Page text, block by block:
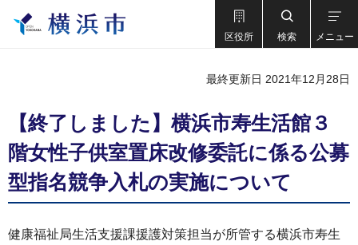
区役所 検索 メニュー
最終更新日 2021年12月28日
【終了しました】横浜市寿生活館３
階女性子供室置床改修委託に係る公募
型指名競争入札の実施について
健康福祉局生活支援課援護対策担当が所管する横浜市寿生